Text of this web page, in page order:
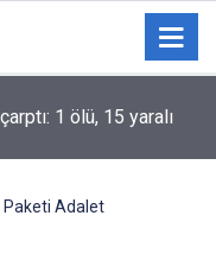
Başlatıldı
Paketi Adalet